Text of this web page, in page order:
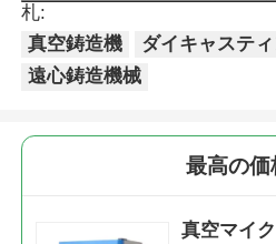
プロダクト
札:
真空鋳造機
ダイキャステ
遠心鋳造機械
最高の価
真空マイ